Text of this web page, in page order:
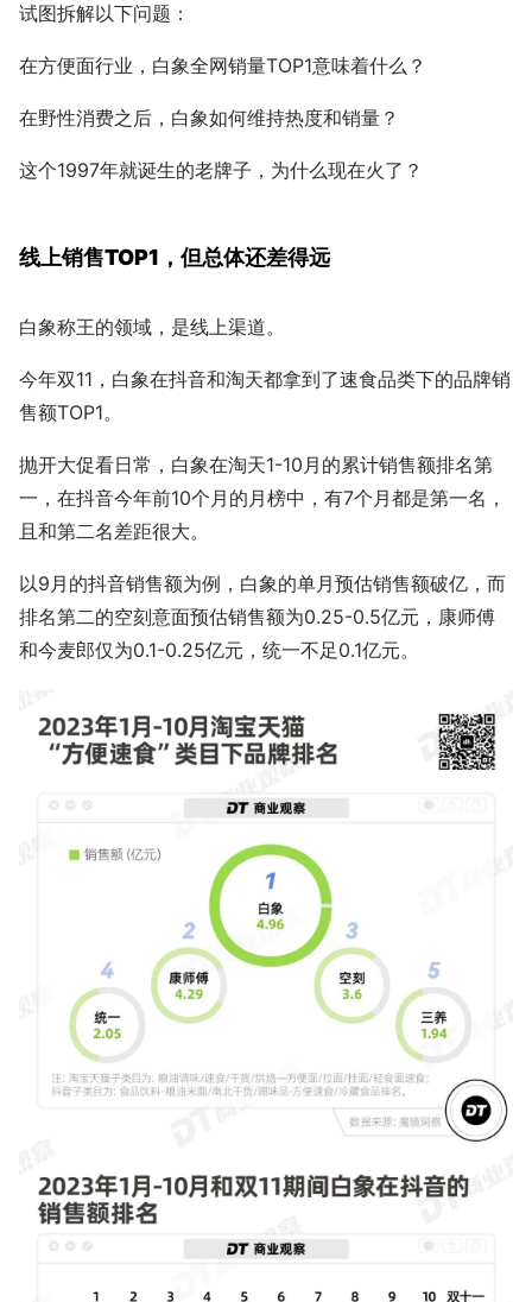
试图拆解以下问题：
在方便面行业，白象全网销量TOP1意味着什么？
在野性消费之后，白象如何维持热度和销量？
这个1997年就诞生的老牌子，为什么现在火了？
线上销售TOP1，但总体还差得远
白象称王的领域，是线上渠道。
今年双11，白象在抖音和淘天都拿到了速食品类下的品牌销
售额TOP1。
抛开大促看日常，白象在淘天1-10月的累计销售额排名第
一，在抖音今年前10个月的月榜中，有7个月都是第一名，
且和第二名差距很大。
以9月的抖音销售额为例，白象的单月预估销售额破亿，而
排名第二的空刻意面预估销售额为0.25-0.5亿元，康师傅
和今麦郎仅为0.1-0.25亿元，统一不足0.1亿元。